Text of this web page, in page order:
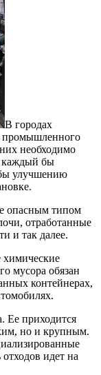
В городах
промышленного
необходимо
каждый бы
бы улучшению
опасным типом
отработанные
и так далее.
мусора обязан
контейнерах,
Ее приходится
но и крупным.
идет на